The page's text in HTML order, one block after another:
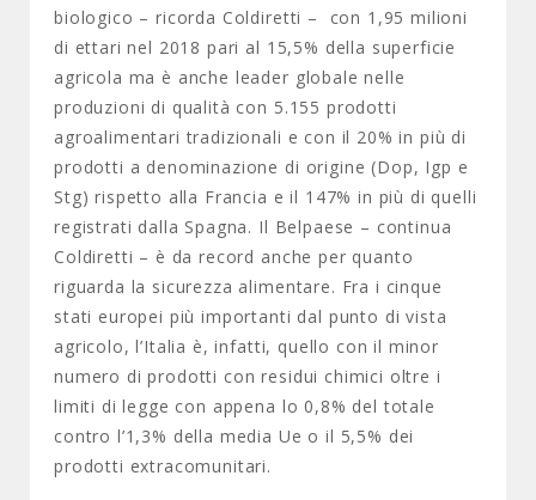
biologico – ricorda Coldiretti – con 1,95 milioni
di ettari nel 2018 pari al 15,5% della superficie
agricola ma è anche leader globale nelle
produzioni di qualità con 5.155 prodotti
agroalimentari tradizionali e con il 20% in più di
prodotti a denominazione di origine (Dop, Igp e
Stg) rispetto alla Francia e il 147% in più di quelli
registrati dalla Spagna. Il Belpaese – continua
Coldiretti – è da record anche per quanto
riguarda la sicurezza alimentare. Fra i cinque
stati europei più importanti dal punto di vista
agricolo, l’Italia è, infatti, quello con il minor
numero di prodotti con residui chimici oltre i
limiti di legge con appena lo 0,8% del totale
contro l’1,3% della media Ue o il 5,5% dei
prodotti extracomunitari.